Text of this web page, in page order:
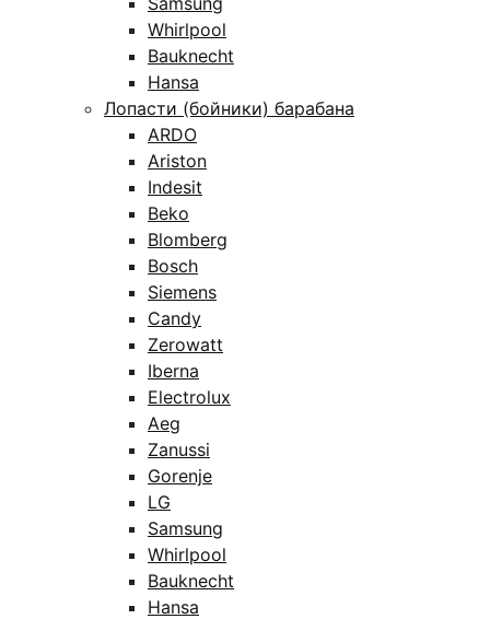
Whirlpool
Bauknecht
Hansa
Лопасти (бойники) барабана
ARDO
Ariston
Indesit
Beko
Blomberg
Bosch
Siemens
Candy
Zerowatt
Iberna
Electrolux
Aeg
Zanussi
Gorenje
LG
Samsung
Whirlpool
Bauknecht
Hansa